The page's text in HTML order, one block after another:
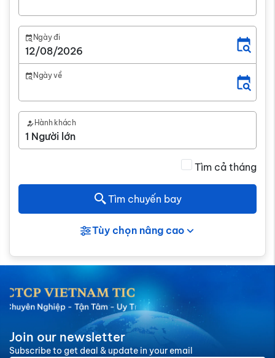
Ngày đi
Ngày về
Hành khách
Tìm cả tháng
Tìm chuyến bay
Tùy chọn nâng cao
Join our newsletter
Subscribe to get deal & update in your email